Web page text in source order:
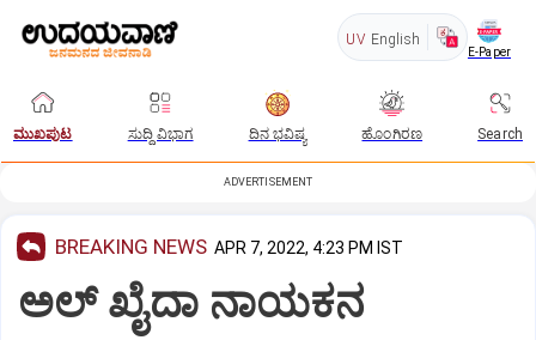
UV English
E-Paper
ಮುಖಪುಟ ಸುದ್ದಿ ವಿಭಾಗ ದಿನ ಭವಿಷ್ಯ ಹೊಂಗಿರಣ Search
ADVERTISEMENT
BREAKING NEWS APR 7, 2022, 4:23 PM IST
ಅಲ್ ಖೈದಾ ನಾಯಕನ